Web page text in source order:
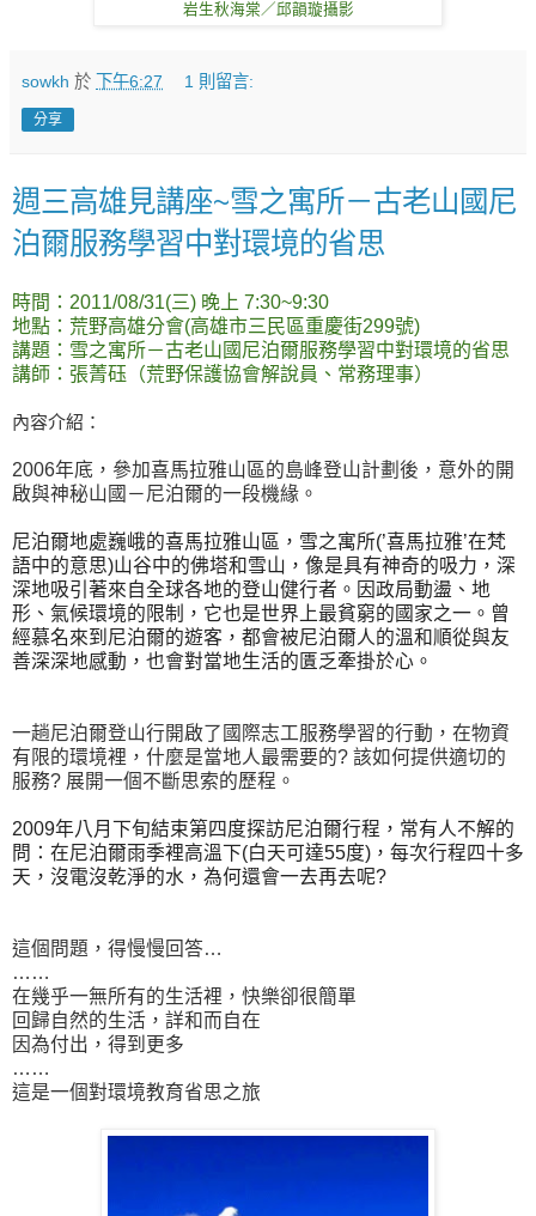
岩生秋海棠／邱韻璇攝影
sowkh 於 下午6:27 1 則留言:
分享
週三高雄見講座~雪之寓所－古老山國尼
泊爾服務學習中對環境的省思
時間：2011/08/31(三) 晚上 7:30~9:30
地點：荒野高雄分會(高雄市三民區重慶街299號)
講題：雪之寓所－古老山國尼泊爾服務學習中對環境的省思
講師：張菁砡（荒野保護協會解說員、常務理事）
內容介紹：
2006年底，參加喜馬拉雅山區的島峰登山計劃後，意外的開
啟與神秘山國－尼泊爾的一段機緣。
尼泊爾地處巍峨的喜馬拉雅山區，雪之寓所(’喜馬拉雅’在梵
語中的意思)山谷中的佛塔和雪山，像是具有神奇的吸力，深
深地吸引著來自全球各地的登山健行者。因政局動盪、地
形、氣候環境的限制，它也是世界上最貧窮的國家之一。曾
經慕名來到尼泊爾的遊客，都會被尼泊爾人的溫和順從與友
善深深地感動，也會對當地生活的匱乏牽掛於心。
一趟尼泊爾登山行開啟了國際志工服務學習的行動，在物資
有限的環境裡，什麼是當地人最需要的? 該如何提供適切的
服務? 展開一個不斷思索的歷程。
2009年八月下旬結束第四度探訪尼泊爾行程，常有人不解的
問：在尼泊爾雨季裡高溫下(白天可達55度)，每次行程四十多
天，沒電沒乾淨的水，為何還會一去再去呢?
這個問題，得慢慢回答…
……
在幾乎一無所有的生活裡，快樂卻很簡單
回歸自然的生活，詳和而自在
因為付出，得到更多
……
這是一個對環境教育省思之旅